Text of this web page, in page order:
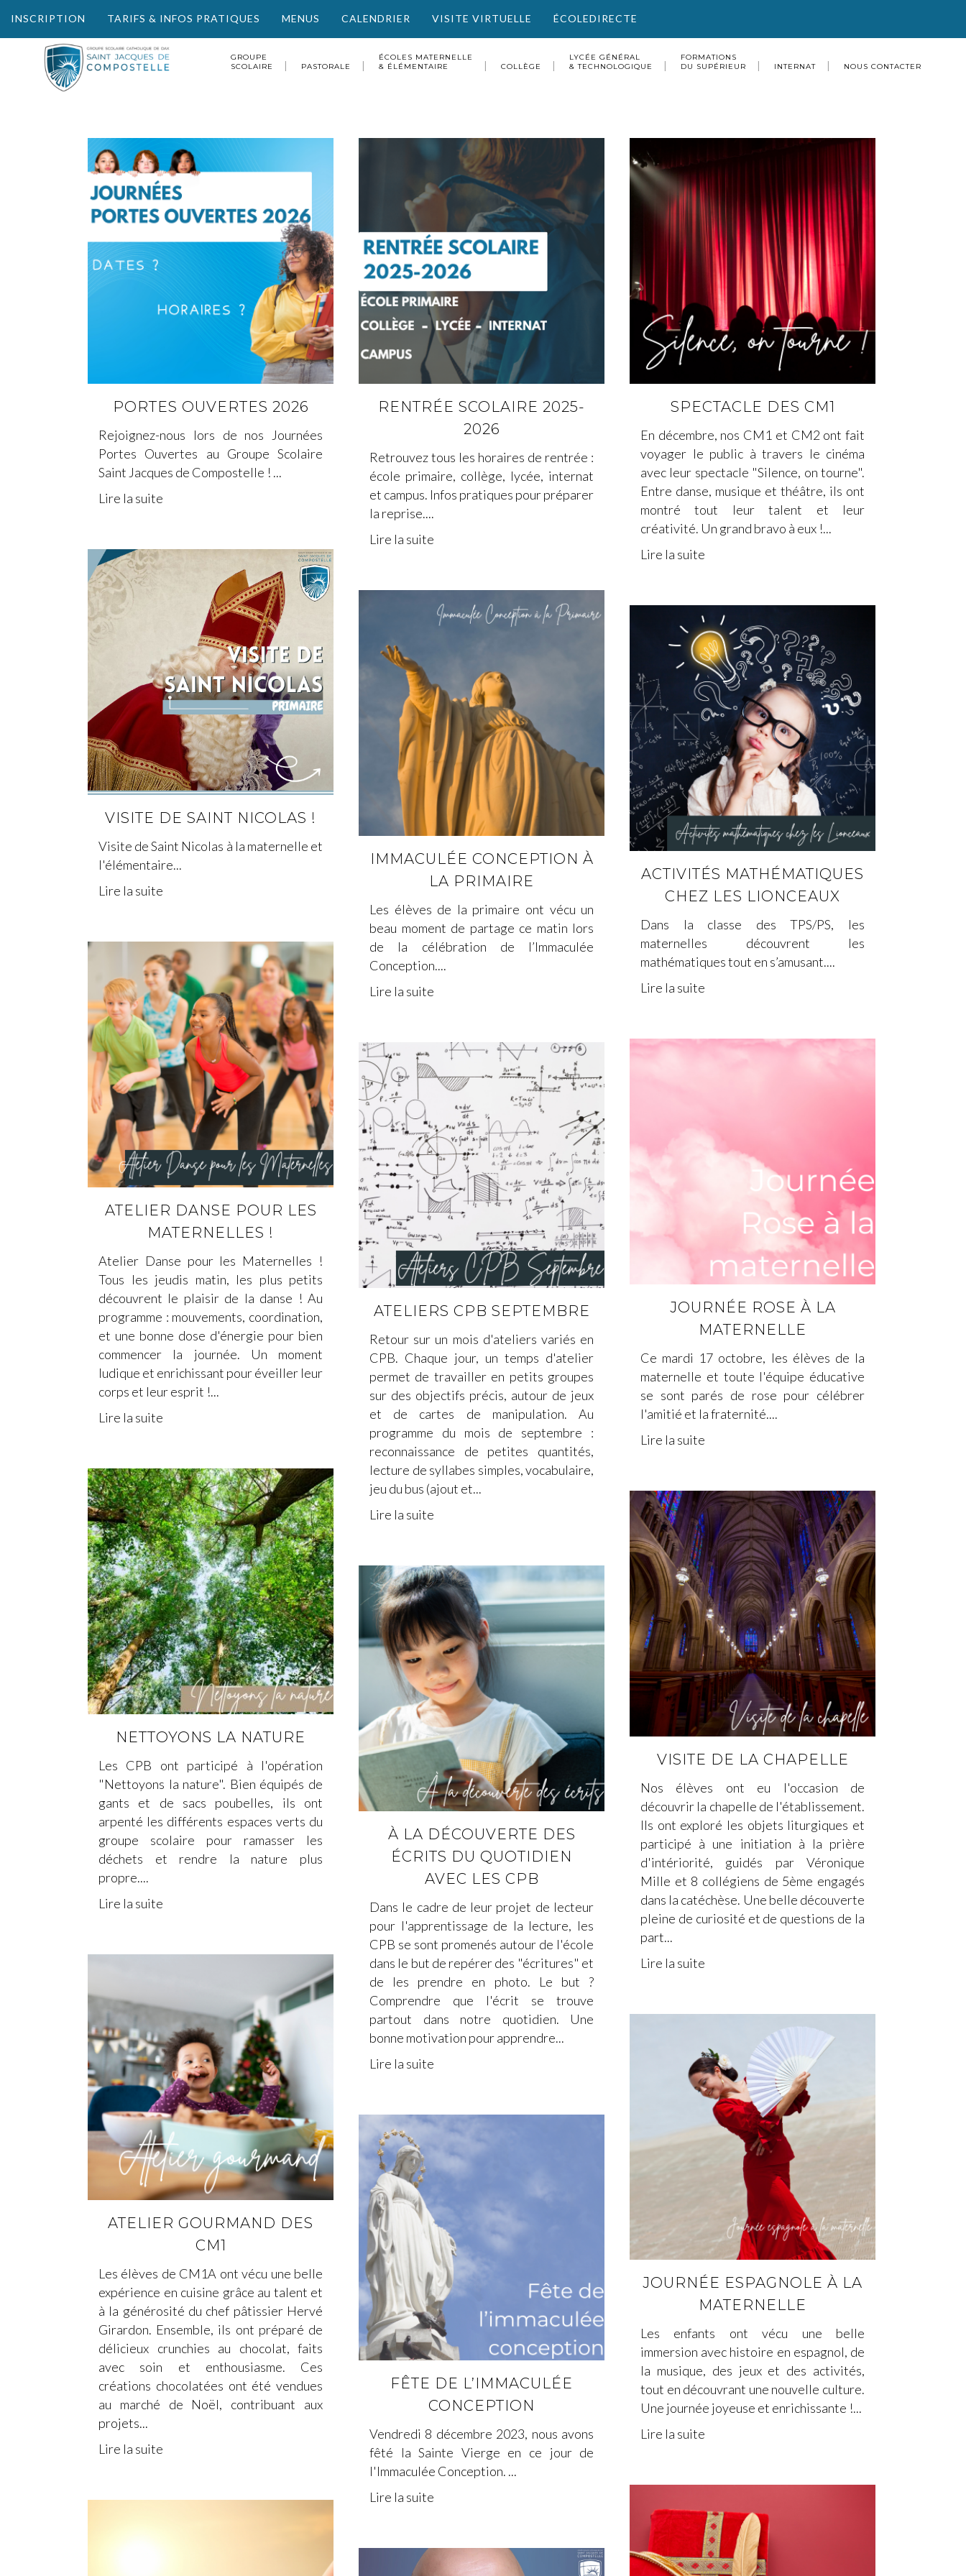
INSCRIPTION TARIFS & INFOS PRATIQUES MENUS CALENDRIER VISITE VIRTUELLE ÉCOLEDIRECTE
GROUPE
SCOLAIRE
PASTORALE
ÉCOLES MATERNELLE
& ÉLÉMENTAIRE
COLLÈGE
LYCÉE GÉNÉRAL
& TECHNOLOGIQUE
FORMATIONS
DU SUPÉRIEUR
INTERNAT NOUS CONTACTER
PORTES OUVERTES 2026
Rejoignez-nous lors de nos Journées
Portes Ouvertes au Groupe Scolaire
Saint Jacques de Compostelle ! ...
Lire la suite
RENTRÉE SCOLAIRE 2025-
2026
Retrouvez tous les horaires de rentrée :
école primaire, collège, lycée, internat
et campus. Infos pratiques pour préparer
la reprise....
Lire la suite
SPECTACLE DES CM1
En décembre, nos CM1 et CM2 ont fait
voyager le public à travers le cinéma
avec leur spectacle "Silence, on tourne".
Entre danse, musique et théâtre, ils ont
montré tout leur talent et leur
créativité. Un grand bravo à eux !...
Lire la suite
VISITE DE SAINT NICOLAS !
Visite de Saint Nicolas à la maternelle et
l'élémentaire...
Lire la suite
IMMACULÉE CONCEPTION À
LA PRIMAIRE
Les élèves de la primaire ont vécu un
beau moment de partage ce matin lors
de la célébration de l’Immaculée
Conception....
Lire la suite
ACTIVITÉS MATHÉMATIQUES
CHEZ LES LIONCEAUX
Dans la classe des TPS/PS, les
maternelles découvrent les
mathématiques tout en s’amusant....
Lire la suite
ATELIER DANSE POUR LES
MATERNELLES !
Atelier Danse pour les Maternelles !
Tous les jeudis matin, les plus petits
découvrent le plaisir de la danse ! Au
programme : mouvements, coordination,
et une bonne dose d'énergie pour bien
commencer la journée. Un moment
ludique et enrichissant pour éveiller leur
corps et leur esprit !...
Lire la suite
JOURNÉE ROSE À LA
MATERNELLE
Ce mardi 17 octobre, les élèves de la
maternelle et toute l'équipe éducative
se sont parés de rose pour célébrer
l'amitié et la fraternité....
Lire la suite
ATELIERS CPB SEPTEMBRE
Retour sur un mois d'ateliers variés en
CPB. Chaque jour, un temps d'atelier
permet de travailler en petits groupes
sur des objectifs précis, autour de jeux
et de cartes de manipulation. Au
programme du mois de septembre :
reconnaissance de petites quantités,
lecture de syllabes simples, vocabulaire,
jeu du bus (ajout et...
Lire la suite
NETTOYONS LA NATURE
Les CPB ont participé à l'opération
"Nettoyons la nature". Bien équipés de
gants et de sacs poubelles, ils ont
arpenté les différents espaces verts du
groupe scolaire pour ramasser les
déchets et rendre la nature plus
propre....
Lire la suite
VISITE DE LA CHAPELLE
Nos élèves ont eu l'occasion de
découvrir la chapelle de l'établissement.
Ils ont exploré les objets liturgiques et
participé à une initiation à la prière
d'intériorité, guidés par Véronique
Mille et 8 collégiens de 5ème engagés
dans la catéchèse. Une belle découverte
pleine de curiosité et de questions de la
part...
Lire la suite
À LA DÉCOUVERTE DES
ÉCRITS DU QUOTIDIEN
AVEC LES CPB
Dans le cadre de leur projet de lecteur
pour l'apprentissage de la lecture, les
CPB se sont promenés autour de l'école
dans le but de repérer des "écritures" et
de les prendre en photo. Le but ?
Comprendre que l'écrit se trouve
partout dans notre quotidien. Une
bonne motivation pour apprendre...
Lire la suite
ATELIER GOURMAND DES
CM1
Les élèves de CM1A ont vécu une belle
expérience en cuisine grâce au talent et
à la générosité du chef pâtissier Hervé
Girardon. Ensemble, ils ont préparé de
délicieux crunchies au chocolat, faits
avec soin et enthousiasme. Ces
créations chocolatées ont été vendues
au marché de Noël, contribuant aux
projets...
Lire la suite
JOURNÉE ESPAGNOLE À LA
MATERNELLE
Les enfants ont vécu une belle
immersion avec histoire en espagnol, de
la musique, des jeux et des activités,
tout en découvrant une nouvelle culture.
Une journée joyeuse et enrichissante !...
Lire la suite
FÊTE DE L’IMMACULÉE
CONCEPTION
Vendredi 8 décembre 2023, nous avons
fêté la Sainte Vierge en ce jour de
l'Immaculée Conception. ...
Lire la suite